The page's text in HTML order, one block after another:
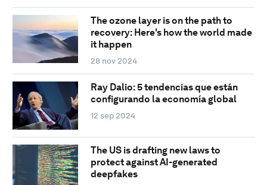
The ozone layer is on the path to
recovery: Here's how the world made
it happen
28 nov 2024
Ray Dalio: 5 tendencias que están
configurando la economía global
12 sep 2024
The US is drafting new laws to
protect against AI-generated
deepfakes